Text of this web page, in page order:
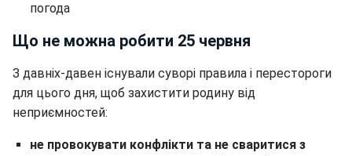
погода
Що не можна робити 25 червня
З давніх-давен існували суворі правила і перестороги
для цього дня, щоб захистити родину від
неприємностей:
не провокувати конфлікти та не сваритися з